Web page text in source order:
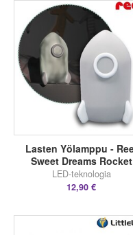
Lasten Yölamppu -
Sweet Dreams Rocket
LED-teknologia
12,90 €